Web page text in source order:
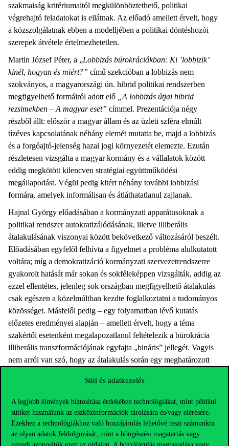
Süti és adatkezelés
A legjobb élmények biztosítása érdekében technológiákat, mint például
sütiket használunk az eszközinformációk tárolására és/vagy elérésére.
Ezekhez a technológiákhoz való hozzájárulás lehetővé teszi számunkra
az olyan adatok feldolgozását, mint a böngészési magatartás vagy
szakmaiság kritériumaitól megkülönböztethető, politikai
végrehajtó feladatokat is ellátnak. Az előadó amellett érvelt, hogy
a közszolgálatnak ebben a modelljében a politikai döntéshozói
szerepek átvétele értelmezhetetlen.
Martin József Péter, a „Lobbizás bürokráciákban: Ki ’lobbizik’
kinél, hogyan és miért?” című szekcióban a lobbizás nem
szokványos, a magyarországi ún. hibrid politikai rendszerben
megfigyelhető formáiról adott elő
„A lobbizás útjai hibrid
rezsimekben – A magyar eset” címmel. Prezentációja négy
részből állt: először a magyar állam és az üzleti szféra elmúlt
tízéves kapcsolatának néhány elemét mutatta be, majd a lobbizás
és a forgóajtó-jelenség hazai jogi környezetét elemezte. Ezután
részletesen vizsgálta a magyar kormány és a vállalatok között
eddig megkötött kilencven stratégiai együttműködési
megállapodást. Végül pedig kitért néhány további lobbizási
formára, amelyek informálisan és átláthatatlanul zajlanak.
Hajnal György előadásában a kormányzati apparátusoknak a
politikai rendszer autokratizálódásának, illetve illiberális
átalakulásának viszonyai között bekövetkező változásáról beszélt.
Előadásában egyfelől felhívta a figyelmet a probléma alulkutatott
voltára; míg a demokratizáció kormányzati szervezetrendszerre
gyakorolt hatását már sokan és sokféleképpen vizsgálták, addig az
ezzel ellentétes, jelenleg sok országban megfigyelhető átalakulás
csak egészen a közelmúltban kezdte foglalkoztatni a tudományos
közösséget. Másfelől pedig – egy folyamatban lévő kutatás
előzetes eredményei alapján – amellett érvelt, hogy a téma
szakértői esetenként megalapozatlanul feltételezik a bürokrácia
illiberális transzformációjának egyfajta „bináris” jellegét. Vagyis
nem arról van szó, hogy az átalakulás során egy meghatározott
az illiberális rendszerek bürokráciái, hanem ez az átalakulás
visszafordulásokkal is tarkított. Mindez egyfelől a környezeti
tényezőknek, másfelől pedig az „illiberális reformerek” tanulási-
alkalmazkodási folyamatainak a jelentős szerepére hívja fel a